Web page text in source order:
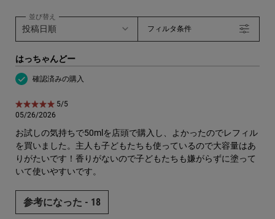
並び替え
フィルタ条件
はっちゃんどー
確認済みの購入
5星中5。
5/5
05/26/2026
お試しの気持ちで50mlを店頭で購入し、よかったのでレフィル
を買いました。主人も子どもたちも使っているので大容量はあ
りがたいです！香りがないので子どもたちも嫌がらずに塗って
いて使いやすいです。
参考になった - 18